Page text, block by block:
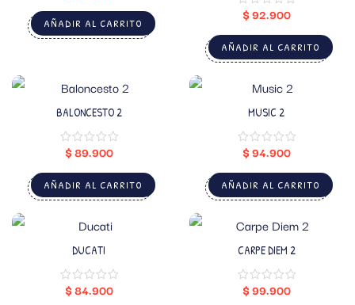
AÑADIR AL CARRITO $92.900
AÑADIR AL CARRITO
BALONCESTO 2
$89.900
AÑADIR AL CARRITO
MUSIC 2
$94.900
AÑADIR AL CARRITO
DUCATI
$84.900
CARPE DIEM 2
$99.900